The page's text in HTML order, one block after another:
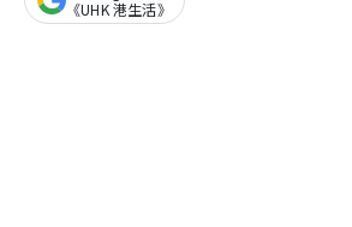
《UHK 港生活》